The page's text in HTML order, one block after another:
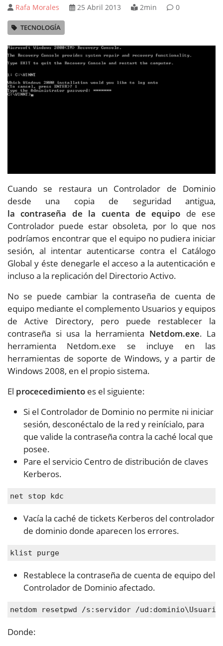
Rafa Morales 25 Abril 2013 2min 0
TECNOLOGÍA
Cuando se restaura un Controlador de Dominio
desde una copia de seguridad antigua,
la contraseña de la cuenta de equipo de ese
Controlador puede estar obsoleta, por lo que nos
podríamos encontrar que el equipo no pudiera iniciar
sesión, al intentar autenticarse contra el Catálogo
Global y éste denegarle el acceso a la autenticación e
incluso a la replicación del Directorio Activo.
No se puede cambiar la contraseña de cuenta de
equipo mediante el complemento Usuarios y equipos
de Active Directory, pero puede restablecer la
contraseña si usa la herramienta Netdom.exe. La
herramienta Netdom.exe se incluye en las
herramientas de soporte de Windows, y a partir de
Windows 2008, en el propio sistema.
El procecedimiento es el siguiente:
Si el Controlador de Dominio no permite ni iniciar
sesión, desconéctalo de la red y reinícialo, para
que valide la contraseña contra la caché local que
posee.
Pare el servicio Centro de distribución de claves
Kerberos.
net stop kdc
Vacía la caché de tickets Kerberos del controlador
de dominio donde aparecen los errores.
klist purge
Restablece la contraseña de cuenta de equipo del
Controlador de Dominio afectado.
netdom resetpwd /s:servidor /
Donde: